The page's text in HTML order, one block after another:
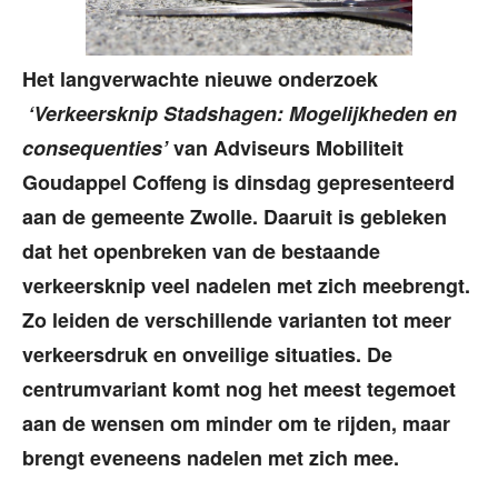
Het langverwachte nieuwe onderzoek
‘Verkeersknip Stadshagen: Mogelijkheden en
consequenties’van Adviseurs Mobiliteit
Goudappel Coffeng is dinsdag gepresenteerd
aan de gemeente Zwolle. Daaruit is gebleken
dat het openbreken van de bestaande
verkeersknip veel nadelen met zich meebrengt.
Zo leiden de verschillende varianten tot meer
verkeersdruk en onveilige situaties. De
centrumvariant komt nog het meest tegemoet
aan de wensen om minder om te rijden, maar
brengt eveneens nadelen met zich mee.